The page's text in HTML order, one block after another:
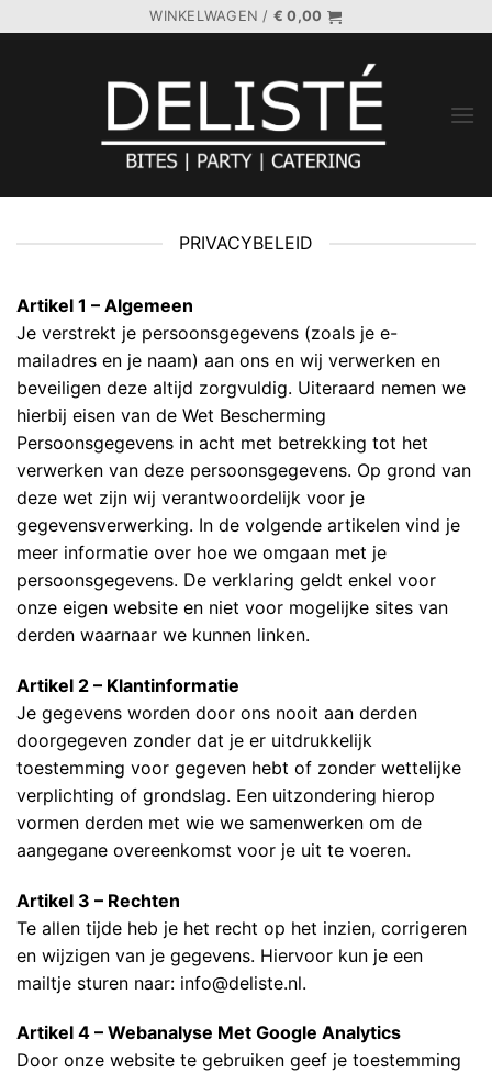
naar
WINKELWAGEN / € 0,00
PRIVACYBELEID
Artikel 1 – Algemeen
Je verstrekt je persoonsgegevens (zoals je e-
mailadres en je naam) aan ons en wij verwerken en
beveiligen deze altijd zorgvuldig. Uiteraard nemen we
hierbij eisen van de Wet Bescherming
Persoonsgegevens in acht met betrekking tot het
verwerken van deze persoonsgegevens. Op grond van
deze wet zijn wij verantwoordelijk voor je
gegevensverwerking. In de volgende artikelen vind je
meer informatie over hoe we omgaan met je
persoonsgegevens. De verklaring geldt enkel voor
onze eigen website en niet voor mogelijke sites van
derden waarnaar we kunnen linken.
Artikel 2 – Klantinformatie
Je gegevens worden door ons nooit aan derden
doorgegeven zonder dat je er uitdrukkelijk
toestemming voor gegeven hebt of zonder wettelijke
verplichting of grondslag. Een uitzondering hierop
vormen derden met wie we samenwerken om de
aangegane overeenkomst voor je uit te voeren.
Artikel 3 – Rechten
Te allen tijde heb je het recht op het inzien, corrigeren
en wijzigen van je gegevens. Hiervoor kun je een
mailtje sturen naar: info@deliste.nl.
Artikel 4 – Webanalyse Met Google Analytics
Door onze website te gebruiken geef je toestemming